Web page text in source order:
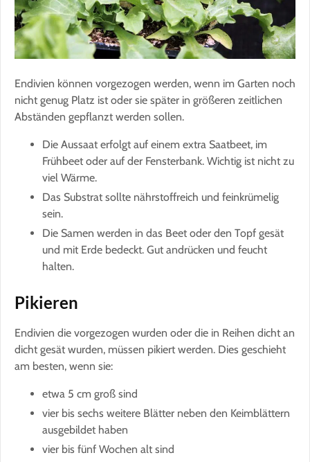
Endivien können vorgezogen werden, wenn im Garten noch
nicht genug Platz ist oder sie später in größeren zeitlichen
Abständen gepflanzt werden sollen.
Die Aussaat erfolgt auf einem extra Saatbeet, im
Frühbeet oder auf der Fensterbank. Wichtig ist nicht zu
viel Wärme.
Das Substrat sollte nährstoffreich und feinkrümelig
sein.
Die Samen werden in das Beet oder den Topf gesät
und mit Erde bedeckt. Gut andrücken und feucht
halten.
Pikieren
Endivien die vorgezogen wurden oder die in Reihen dicht an
dicht gesät wurden, müssen pikiert werden. Dies geschieht
am besten, wenn sie:
etwa 5 cm groß sind
vier bis sechs weitere Blätter neben den Keimblättern
ausgebildet haben
vier bis fünf Wochen alt sind